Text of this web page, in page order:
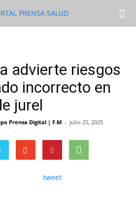
advierte riesgos
incorrecto en
jurel
Prensa Digital | F.M - julio 25, 2025
tweet